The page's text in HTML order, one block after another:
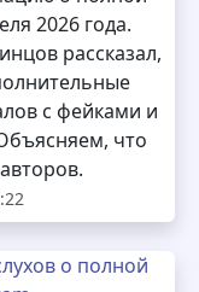
2026 года.
рассказал,
с фейками и
что